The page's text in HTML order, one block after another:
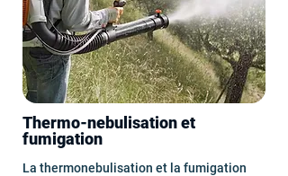
Thermo-nebulisation et
fumigation
La thermonebulisation et la fumigation